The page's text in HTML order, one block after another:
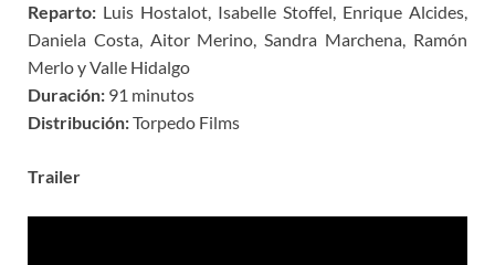
Reparto: Luis Hostalot, Isabelle Stoffel, Enrique Alcides,
Daniela Costa, Aitor Merino, Sandra Marchena, Ramón
Merlo y Valle Hidalgo
Duración: 91 minutos
Distribución:Torpedo Films
Trailer